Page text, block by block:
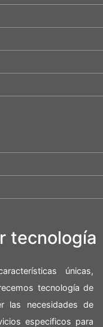
tecnología
únicas,
tecnología de
las necesidades de
especificos para